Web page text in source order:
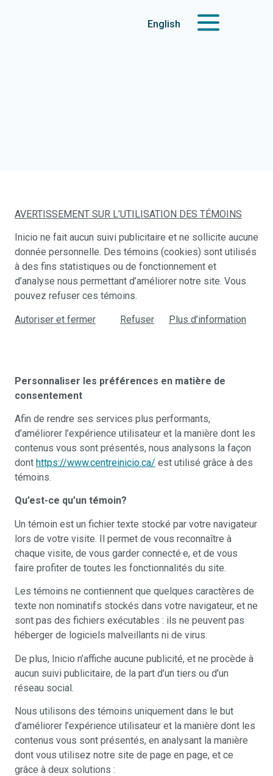
English
AVERTISSEMENT SUR L’UTILISATION DES TÉMOINS
Inicio ne fait aucun suivi publicitaire et ne sollicite aucune
donnée personnelle. Des témoins (cookies) sont utilisés
à des fins statistiques ou de fonctionnement et
d’analyse nous permettant d’améliorer notre site. Vous
pouvez refuser ces témoins.
Autoriser et fermer Refuser Plus d’information
Personnaliser les préférences en matière de
consentement
Afin de rendre ses services plus performants,
d’améliorer l’expérience utilisateur et la manière dont les
contenus vous sont présentés, nous analysons la façon
dont https://www.centreinicio.ca/ est utilisé grâce à des
témoins.
Qu’est-ce qu’un témoin?
Un témoin est un fichier texte stocké par votre navigateur
lors de votre visite. Il permet de vous reconnaître à
chaque visite, de vous garder connecté·e, et de vous
faire profiter de toutes les fonctionnalités du site.
Les témoins ne contiennent que quelques caractères de
texte non nominatifs stockés dans votre navigateur, et ne
sont pas des fichiers exécutables : ils ne peuvent pas
héberger de logiciels malveillants ni de virus.
De plus, Inicio n’affiche aucune publicité, et ne procède à
aucun suivi publicitaire, de la part d’un tiers ou d’un
réseau social.
Nous utilisons des témoins uniquement dans le but
d’améliorer l’expérience utilisateur et la manière dont les
contenus vous sont présentés, en analysant la manière
dont vous utilisez notre site de page en page, et ce
grâce à deux solutions :